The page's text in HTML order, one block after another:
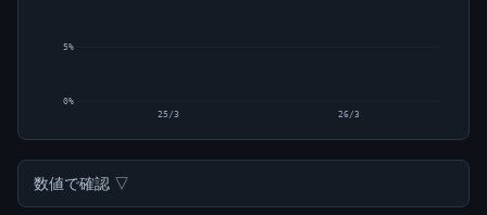
0%
5%
25/3 26/3
数値で確認 ▽